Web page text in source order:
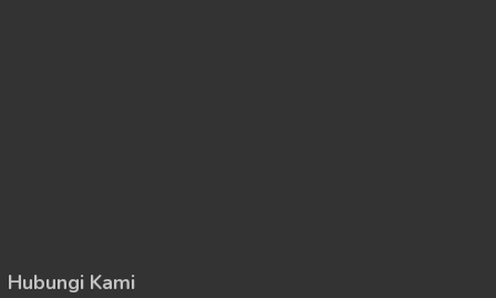
Hubungi Kami